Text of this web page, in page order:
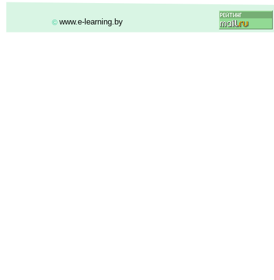
© www.e-learning.by